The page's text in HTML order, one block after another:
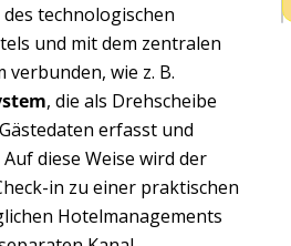
technologischen
und mit dem zentralen
wie z. B.
, die als Drehscheibe
erfasst und
diese Weise wird der
in zu einer praktischen
Hotelmanagements